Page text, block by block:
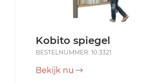
Kobito spiegel
BESTELNUMMER: 10.3321
Bekijk nu